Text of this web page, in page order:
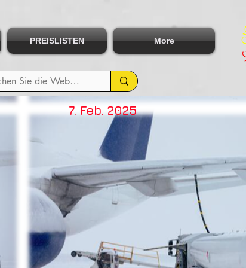
PREISLISTEN More
7. Feb. 2025